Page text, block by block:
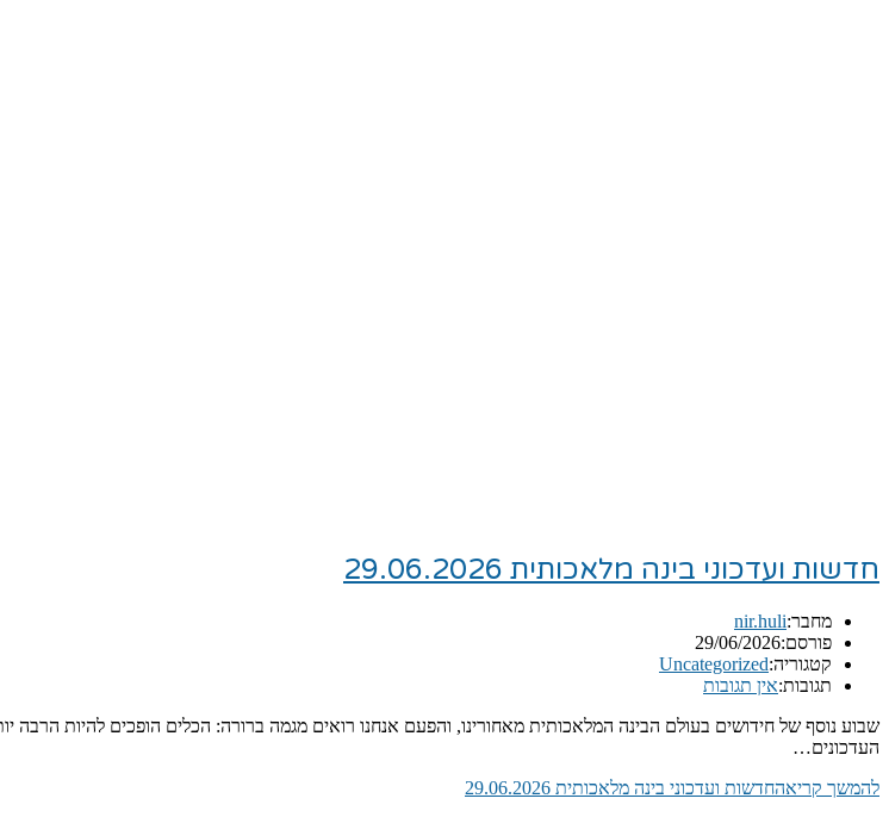
חדשות ועדכוני בינה מלאכותית 29.06.2026
מחבר:nir.huli
פורסם:29/06/2026
קטגוריה:Uncategorized
תגובות:אין תגובות
שבוע נוסף של חידושים בעולם הבינה המלאכותית מאחורינו, והפעם אנחנו רואים מגמה ברורה: הכלים הופכים להיות הרבה
העדכונים…
להמשך קריאהחדשות ועדכוני בינה מלאכותית 29.06.2026